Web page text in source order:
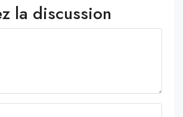
la discussion